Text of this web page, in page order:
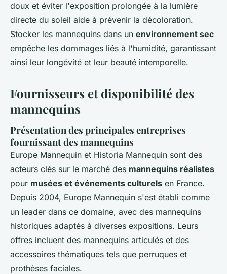
doux et éviter l'exposition prolongée à la lumière
directe du soleil aide à prévenir la décoloration.
Stocker les mannequins dans un environnement sec
empêche les dommages liés à l'humidité, garantissant
ainsi leur longévité et leur beauté intemporelle.
Fournisseurs et disponibilité des
mannequins
Présentation des principales entreprises
fournissant des mannequins
Europe Mannequin et Historia Mannequin sont des
acteurs clés sur le marché des mannequins réalistes
pour musées et événements culturels en France.
Depuis 2004, Europe Mannequin s'est établi comme
un leader dans ce domaine, avec des mannequins
historiques adaptés à diverses expositions. Leurs
offres incluent des mannequins articulés et des
accessoires thématiques tels que perruques et
prothèses faciales.